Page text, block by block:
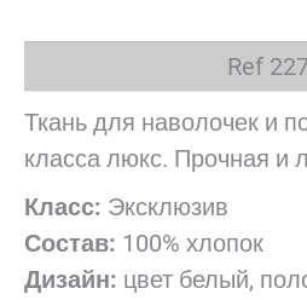
Ref
Ткань для наволочек и
класса люкс. Прочная и
Класс: Эксклюзив
Состав: 100% хлопок
Дизайн: цвет белый,